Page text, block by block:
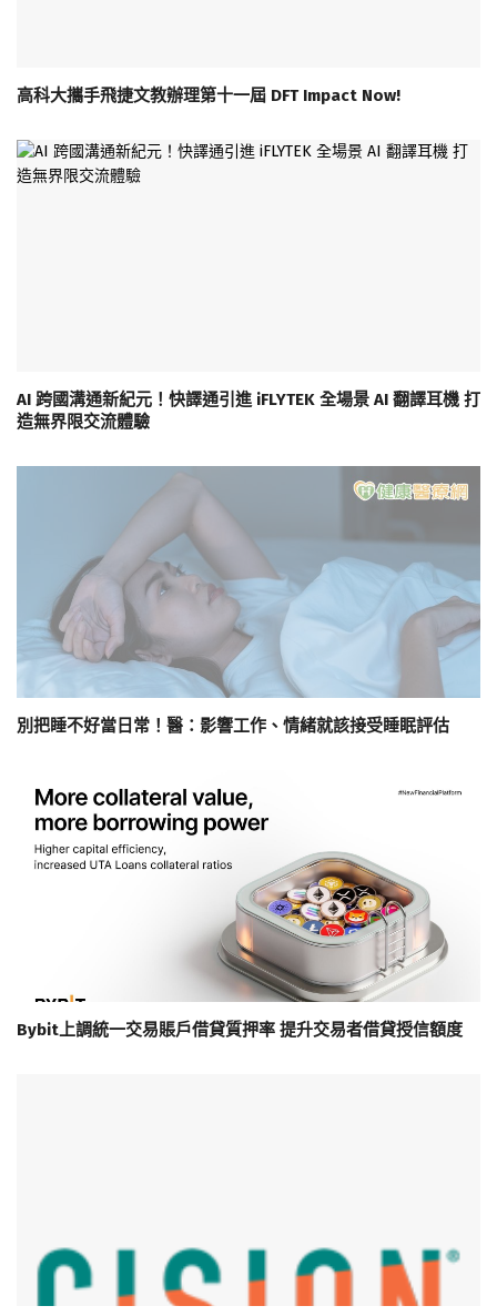
高科大攜手飛捷文教辦理第十一屆 DFT Impact Now!
AI 跨國溝通新紀元！快譯通引進 iFLYTEK 全場景 AI 翻譯耳機 打
造無界限交流體驗
別把睡不好當日常！醫：影響工作、情緒就該接受睡眠評估
Bybit上調統一交易賬戶借貸質押率 提升交易者借貸授信額度